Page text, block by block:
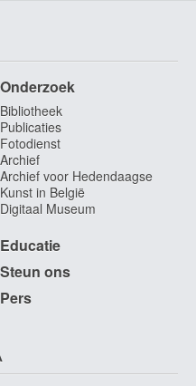
Onderzoek
Bibliotheek
Publicaties
Fotodienst
Archief
Archief voor Hedendaagse
Kunst in België
Digitaal Museum
Educatie
Steun ons
Pers